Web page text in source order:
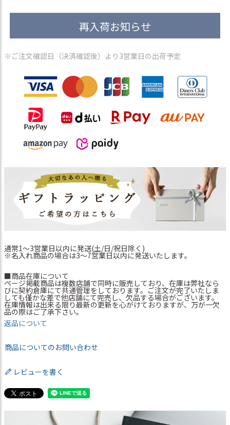
再入荷お知らせ
※ご注文確認日（決済確認後）より3営業日の出荷予定
通常1～3営業日以内に発送(土/日/祝日除く)
※名入れ商品の場合は3～7営業日以内に発送いたします。
■商品在庫について
ページ掲載商品は複数店舗で同時に販売しており、在庫は弊社なら
びに契約倉庫にて共通管理をしております。ご注文が完了いたしま
しても僅かな差で他店舗にて完売し、欠品する場合がございます。
在庫情報は出来る限り最新の更新を心がけておりますが、万が一欠
品の際はご了承下さい。
返品について
商品についてのお問い合わせ
レビューを書く